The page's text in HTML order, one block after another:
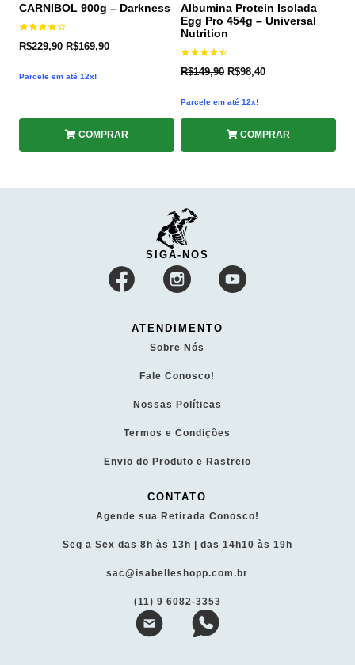
CARNIBOL 900g – Darkness
Avaliação
4.25
R$229,90 R$169,90
Parcele em até 12x!
COMPRAR
Albumina Protein Isolada
Egg Pro 454g – Universal
Nutrition
Avaliação
4.50
R$149,90 R$98,40
Parcele em até 12x!
COMPRAR
SIGA-NOS
ATENDIMENTO
Sobre Nós
Fale Conosco!
Nossas Políticas
Termos e Condições
Envio do Produto e Rastreio
CONTATO
Agende sua Retirada Conosco!
Seg a Sex das 8h às 13h | das 14h10 às 19h
sac@isabelleshopp.com.br
(11) 9 6082-3353